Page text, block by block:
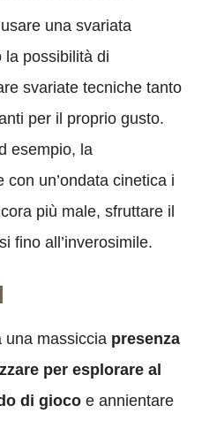
una svariata
la possibilità di
svariate tecniche tanto
per il proprio gusto.
esempio, la
con un’ondata cinetica i
più male, sfruttare il
fino all’inverosimile.
una massiccia presenza
per esplorare al
di gioco e annientare